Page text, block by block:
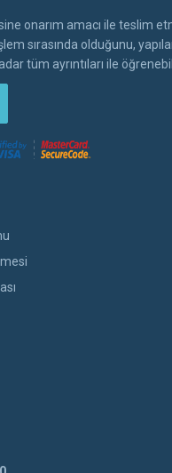
onarım amacı ile teslim
sırasında olduğunu,
tüm ayrıntıları ile